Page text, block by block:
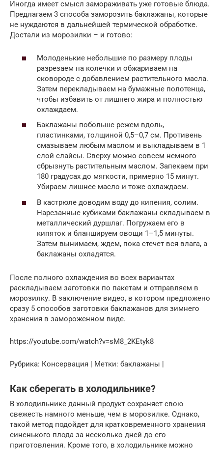
Иногда имеет смысл замораживать уже готовые блюда.
Предлагаем 3 способа заморозить баклажаны, которые
не нуждаются в дальнейшей термической обработке.
Достали из морозилки – и готово:
Молоденькие небольшие по размеру плоды
разрезаем на колечки и обжариваем на
сковороде с добавлением растительного масла.
Затем перекладываем на бумажные полотенца,
чтобы избавить от лишнего жира и полностью
охлаждаем.
Баклажаны побольше режем вдоль,
пластинками, толщиной 0,5–0,7 см. Противень
смазываем любым маслом и выкладываем в 1
слой слайсы. Сверху можно совсем немного
сбрызнуть растительным маслом. Запекаем при
180 градусах до мягкости, примерно 15 минут.
Убираем лишнее масло и тоже охлаждаем.
В кастрюле доводим воду до кипения, солим.
Нарезанные кубиками баклажаны складываем в
металлический дуршлаг. Погружаем его в
кипяток и бланшируем овощи 1–1,5 минуты.
Затем вынимаем, ждем, пока стечет вся влага, а
баклажаны охладятся.
После полного охлаждения во всех вариантах
раскладываем заготовки по пакетам и отправляем в
морозилку. В заключение видео, в котором предложено
сразу 5 способов заготовки баклажанов для зимнего
хранения в замороженном виде.
https://youtube.com/watch?v=sM8_2KEtyk8
Рубрика: Консервация | Метки: баклажаны |
Как сберегать в холодильнике?
В холодильнике данный продукт сохраняет свою
свежесть намного меньше, чем в морозилке. Однако,
такой метод подойдет для кратковременного хранения
синенького плода за несколько дней до его
приготовления. Кроме того, в холодильнике можно